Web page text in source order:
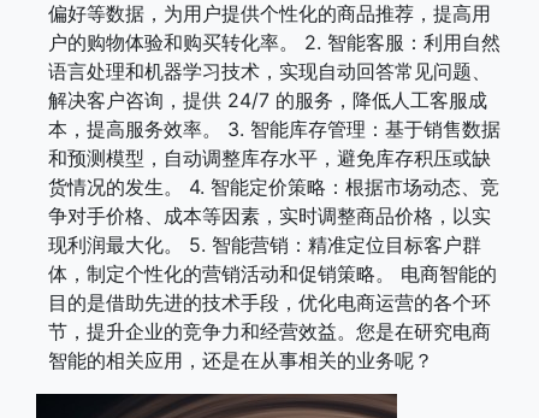
偏好等数据，为用户提供个性化的商品推荐，提高用
户的购物体验和购买转化率。 2. 智能客服：利用自然
语言处理和机器学习技术，实现自动回答常见问题、
解决客户咨询，提供 24/7 的服务，降低人工客服成
本，提高服务效率。 3. 智能库存管理：基于销售数据
和预测模型，自动调整库存水平，避免库存积压或缺
货情况的发生。 4. 智能定价策略：根据市场动态、竞
争对手价格、成本等因素，实时调整商品价格，以实
现利润最大化。 5. 智能营销：精准定位目标客户群
体，制定个性化的营销活动和促销策略。 电商智能的
目的是借助先进的技术手段，优化电商运营的各个环
节，提升企业的竞争力和经营效益。您是在研究电商
智能的相关应用，还是在从事相关的业务呢？